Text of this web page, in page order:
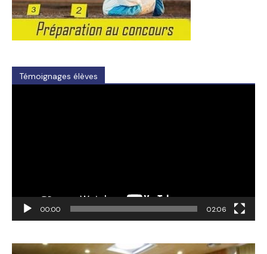
Témoignages élèves
00:00 02:06